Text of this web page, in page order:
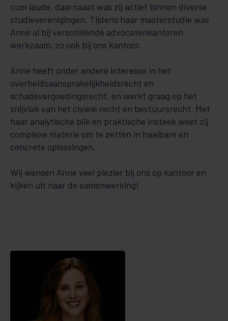
cum laude, daarnaast was zij actief binnen diverse
studieverenigingen. Tijdens haar masterstudie was
Anne al bij verschillende advocatenkantoren
werkzaam, zo ook bij ons kantoor.
Anne heeft onder andere interesse in het
overheidsaansprakelijkheidsrecht en
schadevergoedingsrecht, en werkt graag op het
snijvlak van het civiele recht en bestuursrecht. Met
haar analytische blik en praktische insteek weet zij
complexe materie om te zetten in haalbare en
concrete oplossingen.
Wij wensen Anne veel plezier bij ons op kantoor en
kijken uit naar de samenwerking!